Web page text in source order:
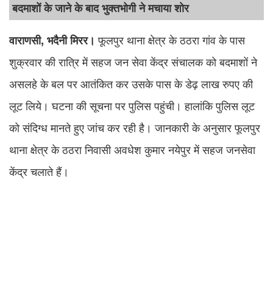
बदमाशों के जाने के बाद भुक्तभोगी ने मचाया शोर
वाराणसी, भदैनी मिरर।फूलपुर थाना क्षेत्र के ठठरा गांव के पास
शुक्रवार की रात्रि में सहज जन सेवा केंद्र संचालक को बदमाशों ने
असलहे के बल पर आतंकित कर उसके पास के डेढ़ लाख रुपए की
लूट लिये। घटना की सूचना पर पुलिस पहुंची। हालांकि पुलिस लूट
को संदिग्ध मानते हुए जांच कर रही है। जानकारी के अनुसार फूलपुर
थाना क्षेत्र के ठठरा निवासी अवधेश कुमार नयेपुर में सहज जनसेवा
केंद्र चलाते हैं।